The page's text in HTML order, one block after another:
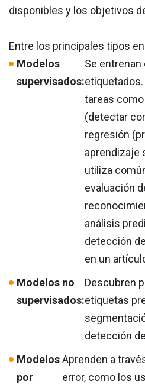
disponibles y los objetivos
Entre los principales tipos
Modelos
supervisados:
Se
tareas
(detectar
regresión
aprendizaje
utiliza
evaluación
análisis
detección
en un
Modelos no
supervisados:
Descubren
etiquetas
detección
Modelos
por
Aprenden a
error, como los